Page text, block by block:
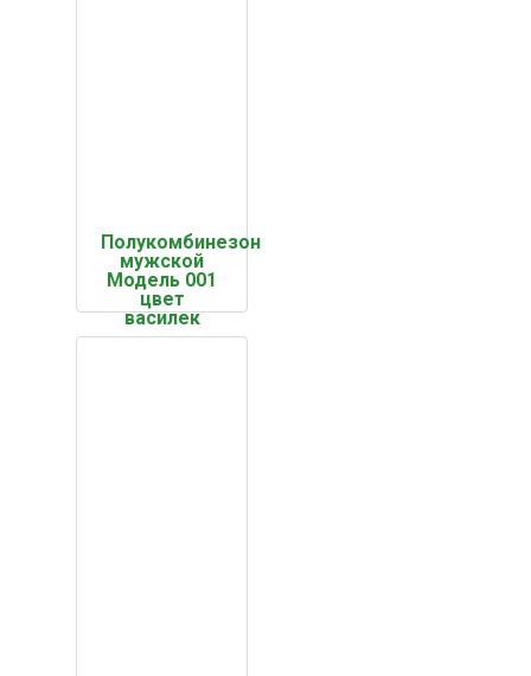
Полукомбинезон
мужской
Модель 001
цвет
василек